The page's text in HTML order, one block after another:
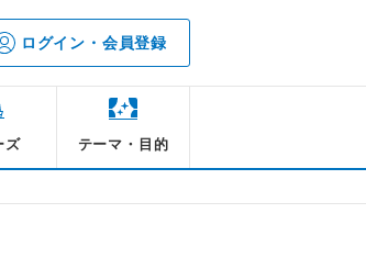
ログイン・会員登録
ズ テーマ・目的